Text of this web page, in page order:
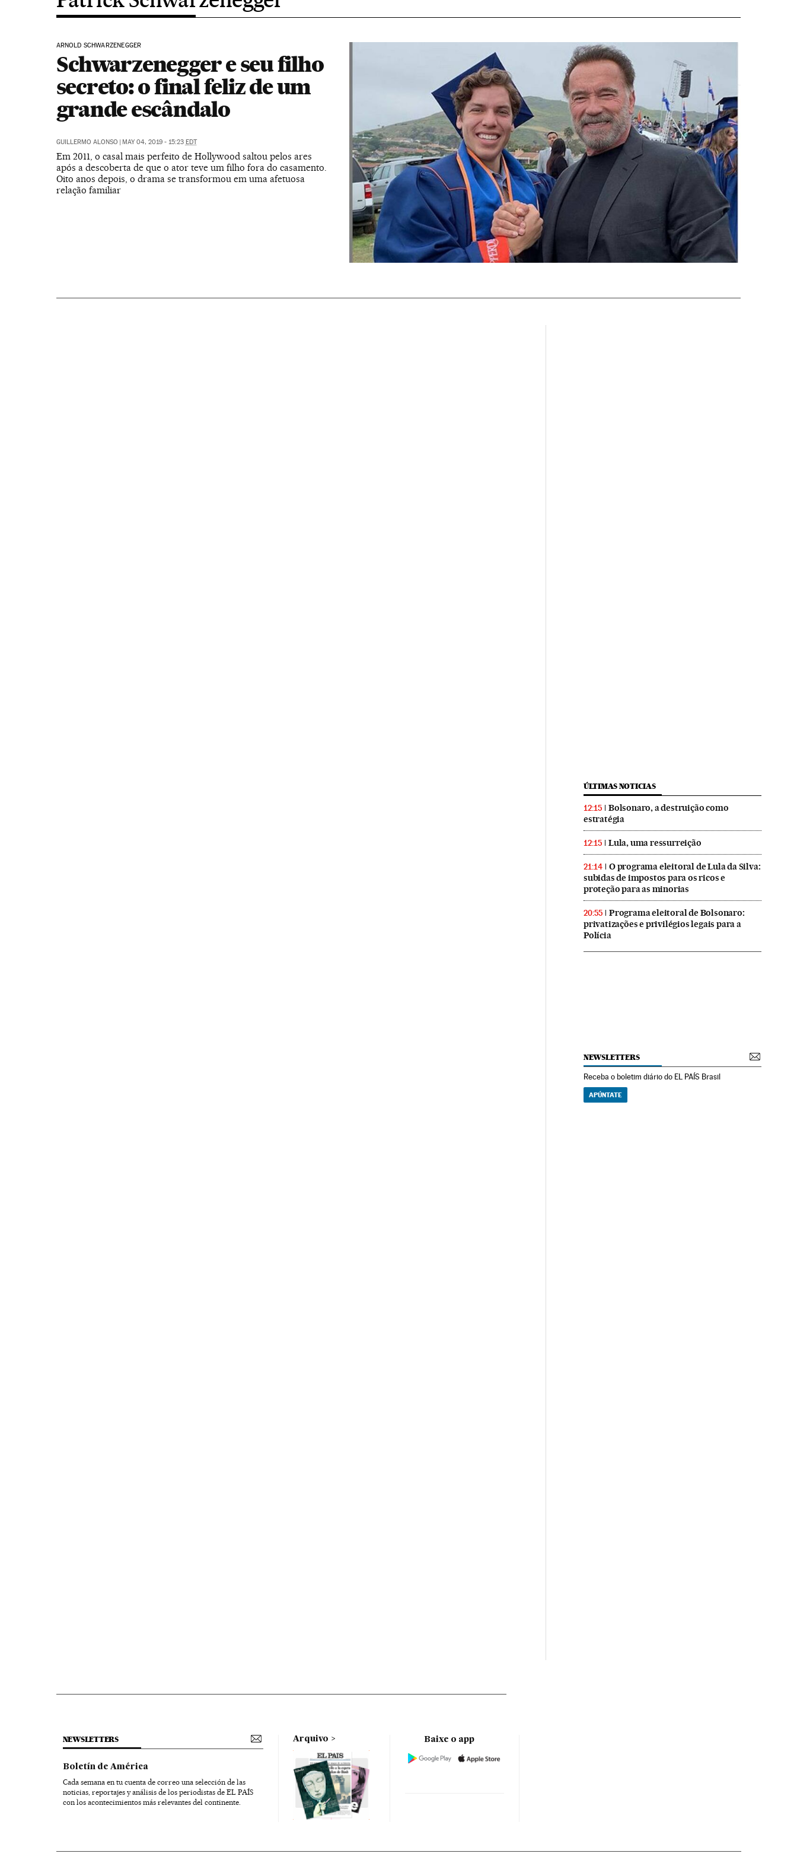
ARNOLD SCHWARZENEGGER
Schwarzenegger e seu filho
secreto: o final feliz de um
grande escândalo
GUILLERMO ALONSO | MAY 04, 2019 - 15:23 EDT
Em 2011, o casal mais perfeito de Hollywood saltou pelos ares
após a descoberta de que o ator teve um filho fora do casamento.
Oito anos depois, o drama se transformou em uma afetuosa
relação familiar
ÚLTIMAS NOTICIAS
12:15
Bolsonaro, a destruição como
estratégia
12:15 Lula, uma ressurreição
21:14
O programa eleitoral de Lula da Silva:
subidas de impostos para os ricos e
proteção para as minorias
20:55
Programa eleitoral de Bolsonaro:
privatizações e privilégios legais para a
Polícia
NEWSLETTERS
Receba o boletim diário do EL PAÍS Brasil
APÚNTATE
NEWSLETTERS
Boletín de América
Cada semana en tu cuenta de correo una selección de las
noticias, reportajes y análisis de los periodistas de EL PAÍS
con los acontecimientos más relevantes del continente.
Arquivo Baixe o app